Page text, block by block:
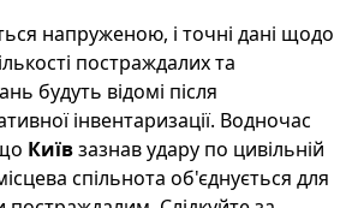
напруженою, і точні дані щодо
постраждалих та
будуть відомі після
інвентаризації. Водночас
Київзазнав удару по цивільній
спільнота об'єднується для